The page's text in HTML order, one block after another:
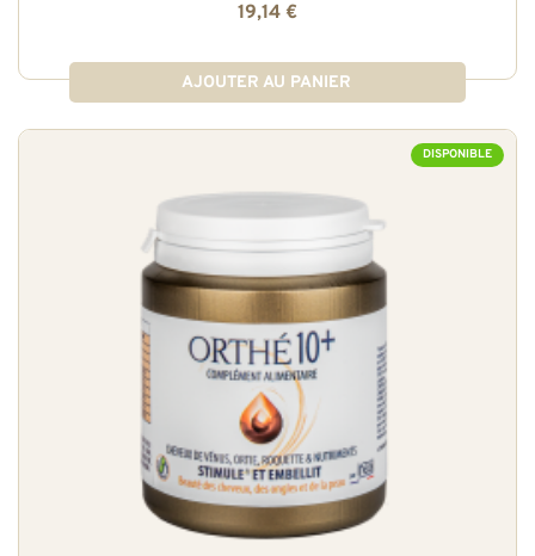
19,14 €
AJOUTER AU PANIER
DISPONIBLE